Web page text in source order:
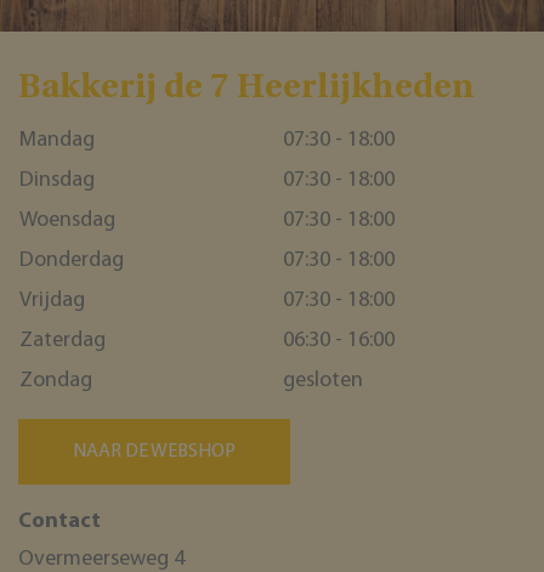
Bakkerĳ de 7 Heerlĳkheden
Mandag
07:30 - 18:00
Dinsdag
07:30 - 18:00
Woensdag
07:30 - 18:00
Donderdag
07:30 - 18:00
Vrijdag
07:30 - 18:00
Zaterdag
06:30 - 16:00
Zondag
gesloten
NAAR DE WEBSHOP
Contact
Overmeerseweg 4